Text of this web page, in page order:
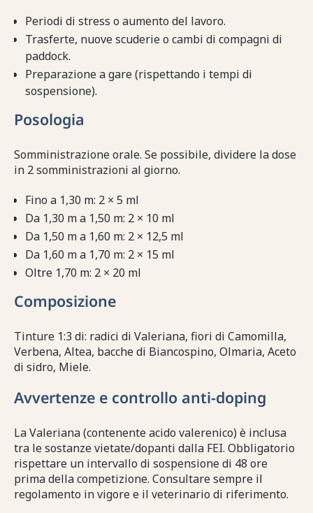
Periodi di stress o aumento del lavoro.
Trasferte, nuove scuderie o cambi di compagni di
paddock.
Preparazione a gare (rispettando i tempi di
sospensione).
Posologia
Somministrazione orale. Se possibile, dividere la dose
in 2 somministrazioni al giorno.
Fino a 1,30 m: 2 × 5 ml
Da 1,30 m a 1,50 m: 2 × 10 ml
Da 1,50 m a 1,60 m: 2 × 12,5 ml
Da 1,60 m a 1,70 m: 2 × 15 ml
Oltre 1,70 m: 2 × 20 ml
Composizione
Tinture 1:3 di: radici di Valeriana, fiori di Camomilla,
Verbena, Altea, bacche di Biancospino, Olmaria, Aceto
di sidro, Miele.
Avvertenze e controllo anti-doping
La Valeriana (contenente acido valerenico) è inclusa
tra le sostanze vietate/dopanti dalla FEI. Obbligatorio
rispettare un intervallo di sospensione di 48 ore
prima della competizione. Consultare sempre il
regolamento in vigore e il veterinario di riferimento.